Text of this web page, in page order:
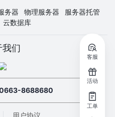
务器 物理服务器
服务器托管
云数据库
我们
8688680
用户协议
客服
活动
工单